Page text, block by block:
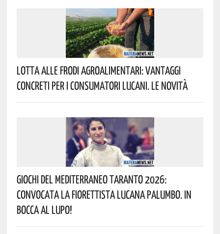
Lotta Alle Frodi Agroalimentari: Vantaggi
Concreti Per I Consumatori Lucani. Le Novità
Giochi Del Mediterraneo Taranto 2026:
Convocata La Fiorettista Lucana Palumbo. In
Bocca Al Lupo!